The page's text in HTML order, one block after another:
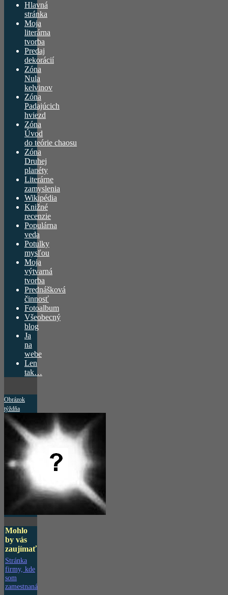
Hlavná
stránka
Moja
literárna
tvorba
Predaj
dekorácií
Zóna
Nula
kelvinov
Zóna
Padajúcich
hviezd
Zóna
Úvod
do teórie chaosu
Zóna
Druhej
planéty
Literárne
zamyslenia
Wikipédia
Knižné
recenzie
Populárna
veda
Potulky
mysľou
Moja
výtvarná
tvorba
Prednášková
činnosť
Fotoalbum
Všeobecný
blog
Ja
na
webe
Len
tak…
Obrázok
týždňa
Mohlo
by vás
zaujímať
Stránka
firmy, kde
som
zamestnaná